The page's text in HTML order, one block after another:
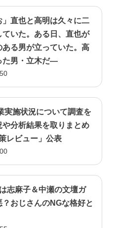
21日(日)放送
風薬膳スープ
14日(日)放送
ごちそう鯛チャーハン』
7日(日)放送
湯豆腐
31日(日)放送
マリトッツォ
24日(日)放送
みれの麻辣湯
17日(日)放送
ビーフストロガノフ
10日(日)放送
3日(日)放送
！本格ボルシチ
」直也と高明は久々に二
ていた。ある日、直也が
る男が立っていた。高
た男・立木だ―
実施状況について調査を
分析結果を取りまとめ
レビュー」公表
志麻子＆中瀬の文壇ガ
おじさんのNGな格好と